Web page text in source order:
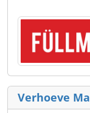
Verhoeve